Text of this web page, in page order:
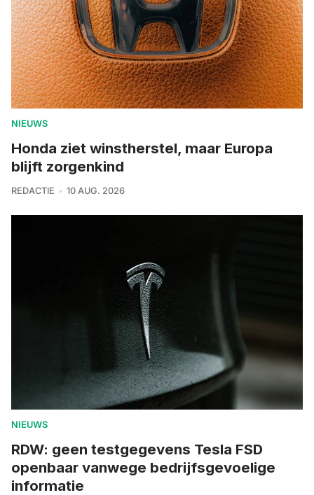
NIEUWS
Honda ziet winstherstel, maar Europa
blijft zorgenkind
REDACTIE 10 AUG. 2026
NIEUWS
RDW: geen testgegevens Tesla FSD
openbaar vanwege bedrijfsgevoelige
informatie